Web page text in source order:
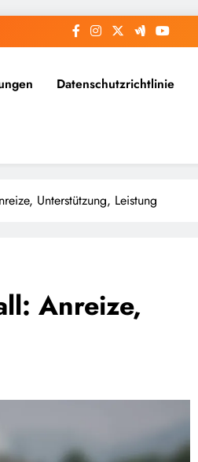
Datenschutzrichtlinie
Unterstützung, Leistung
Anreize,